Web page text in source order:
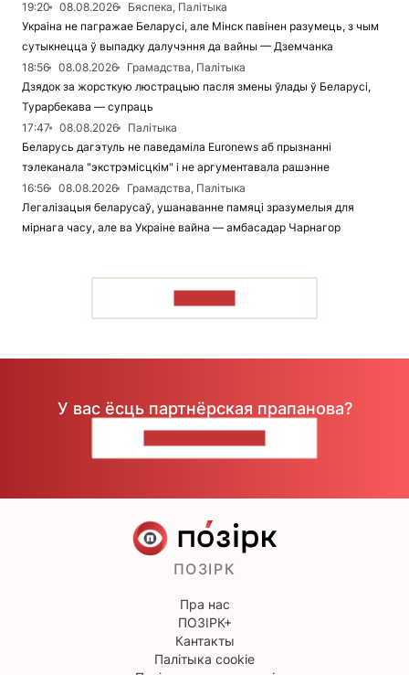
19:20
08.08.2026
Бяспека, Палітыка
Украіна не пагражае Беларусі, але Мінск павінен разумець, з чым
сутыкнецца ў выпадку далучэння да вайны — Дземчанка
18:56
08.08.2026
Грамадства, Палітыка
Дзядок за жорсткую люстрацыю пасля змены ўлады ў Беларусі,
Турарбекава — супраць
17:47
08.08.2026
Палітыка
Беларусь дагэтуль не паведаміла Euronews аб прызнанні
тэлеканала "экстрэмісцкім" і не аргументавала рашэнне
16:56
08.08.2026
Грамадства, Палітыка
Легалізацыя беларусаў, ушанаванне памяці зразумелыя для
мірнага часу, але ва Украіне вайна — амбасадар Чарнагор
У вас ёсць партнёрская прапанова?
ПОЗІРК
Пра нас
ПОЗІРК+
Кантакты
Палітыка cookie